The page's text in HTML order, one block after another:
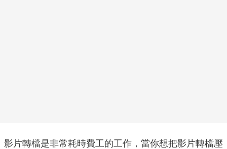
影片轉檔是非常耗時費工的工作，當你想把影片轉檔壓